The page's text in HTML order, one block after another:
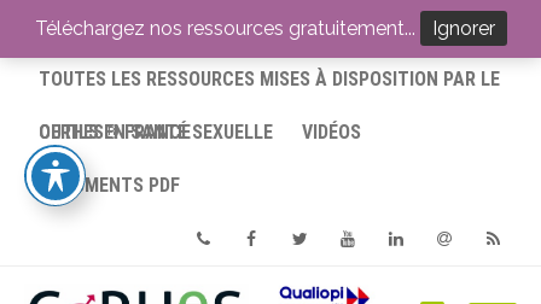
ACCUEIL
TOUTES LES RESSOURCES MISES À DISPOSITION PAR LE
CERHES® FRANCE
OUTILS EN SANTÉ SEXUELLE VIDÉOS
DOCUMENTS PDF
PhoneFacebookTwitterYoutube
Téléchargez nos ressources gratuitement... Ignorer